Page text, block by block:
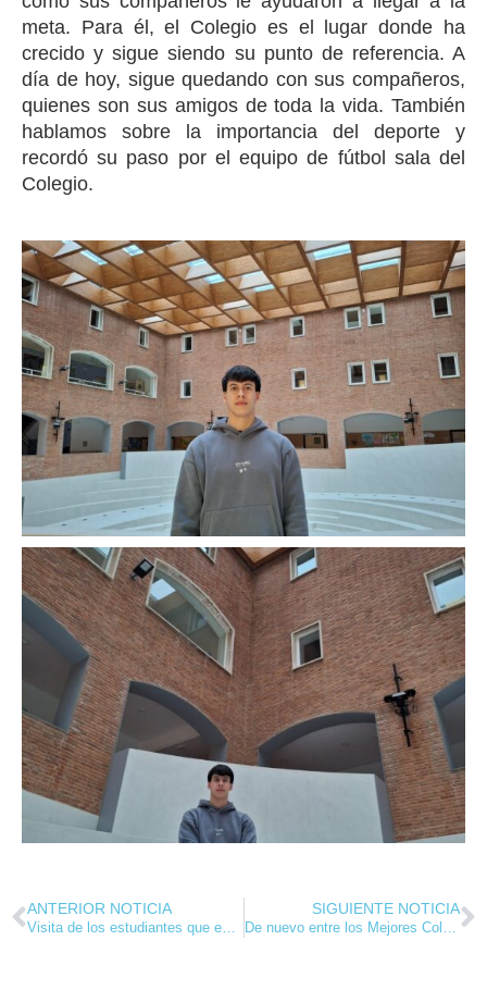
meta. Para él, el Colegio es el lugar donde ha
crecido y sigue siendo su punto de referencia. A
día de hoy, sigue quedando con sus compañeros,
quienes son sus amigos de toda la vida. También
hablamos sobre la importancia del deporte y
recordó su paso por el equipo de fútbol sala del
Colegio.
ANTERIOR NOTICIA
Visita de los estudiantes que entraron en Medicina en 2024
SIGUIENTE NOTICIA
De nuevo entre los Mejores Colegios de España